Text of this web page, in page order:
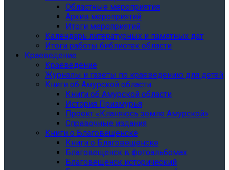
Областные мероприятия
Архив мероприятий
Итоги мероприятий
Календарь литературных и памятных дат
Итоги работы библиотек области
Краеведение
Краеведение
Журналы и газеты по краеведению для детей
Книги об Амурской области
Книги об Амурской области
История Приамурья
Проект «Кланяюсь земле Амурской»
Справочные издания
Книги о Благовещенске
Книги о Благовещенске
Благовещенск в фотоальбомах
Благовещенск исторический